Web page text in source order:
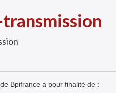
Bpifrance a pour finalité de :